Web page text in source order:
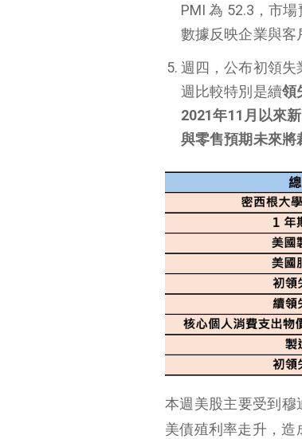
PMI 為 52.3，市
數據反映企業與客
週四，公布初領失
週比較特別是續領
2021年11月以來
與零售預期未來將
本週美股主要受到穆
美債殖利率走升，